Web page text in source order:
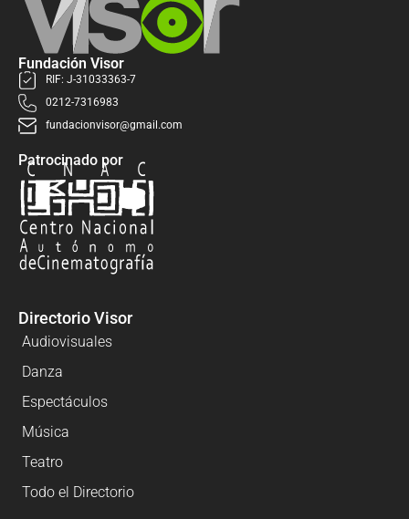
Fundación Visor
RIF: J-31033363-7
0212-7316983
fundacionvisor@gmail.com
Patrocinado por
Directorio Visor
Audiovisuales
Danza
Espectáculos
Música
Teatro
Todo el Directorio